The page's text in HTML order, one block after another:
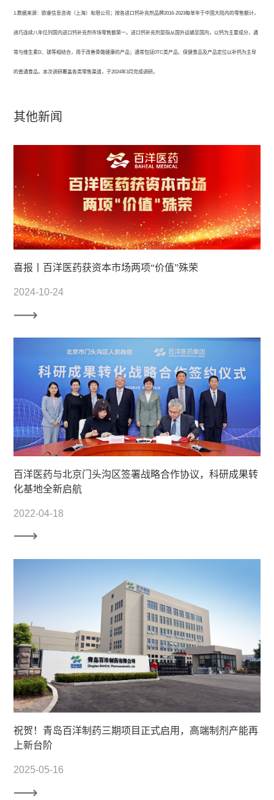
1.数据来源：欧睿信息咨询（上海）有限公司；按各进口钙补充剂品牌2016-2023每单年于中国大陆内的零售额计，
迪巧连续八年位列国内进口钙补充剂市场零售额第一。进口钙补充剂是指从国外运输至国内，以钙为主要成分，通
常与维生素D、镁等相结合，用于改善骨骼健康的产品；通常包括0TC类产品、保健食品及产品定位以补钙为主导
的普通食品。本次调研覆盖各类零售渠道，于2024年3月完成调研。
其他新闻
喜报丨百洋医药获资本市场两项“价值”殊荣
2024-10-24
百洋医药与北京门头沟区签署战略合作协议，科研成果转
化基地全新启航
2022-04-18
祝贺！青岛百洋制药三期项目正式启用，高端制剂产能再
上新台阶
2025-05-16